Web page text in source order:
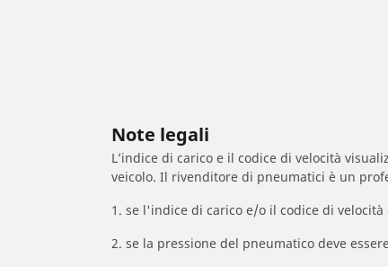
Note legali
L’indice di carico e il codice di velocità
veicolo. Il rivenditore di pneumatici è un
1. se l'indice di carico e/o il codice di
2. se la pressione del pneumatico deve